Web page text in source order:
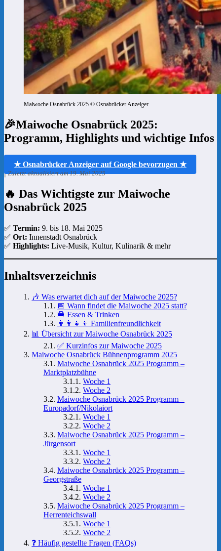
Maiwoche Osnabrück 2025 © Osnabrücker Anzeiger
🎉Maiwoche Osnabrück 2025:
Programm, Highlights und wichtige Infos
★ Osnabrücker Anzeiger auf Google bevorzugen ★
Zuletzt aktualisiert am 19. Mai 2025
🔥 Das Wichtigste zur Maiwoche
Osnabrück 2025
✅ Termin: 9. bis 18. Mai 2025
✅ Ort: Innenstadt Osnabrück
✅ Highlights: Live-Musik, Kultur, Kulinarik & mehr
Inhaltsverzeichnis
🎶 Was erwartet dich auf der Maiwoche 2025?
📅 Wann findet die Maiwoche 2025 statt?
🍔 Essen & Trinken
👨‍👩‍👧‍👦 Familienfreundlichkeit
📊 Übersicht zur Maiwoche Osnabrück 2025
✅ Kurzinfos zur Maiwoche 2025
Maiwoche Osnabrück Bühnenprogramm 2025
Maiwoche Osnabrück 2025 Programm –
Marktplatzbühne
Woche 1
Woche 2
Maiwoche Osnabrück 2025 Programm –
Europadorf/Nikolaiort
Woche 1
Woche 2
Maiwoche Osnabrück 2025 Programm –
Jürgensort
Woche 1
Woche 2
Maiwoche Osnabrück 2025 Programm –
Georgstraße
Woche 1
Woche 2
Maiwoche Osnabrück 2025 Programm –
Herrenteichswall
Woche 1
Woche 2
❓ Häufig gestellte Fragen (FAQs)